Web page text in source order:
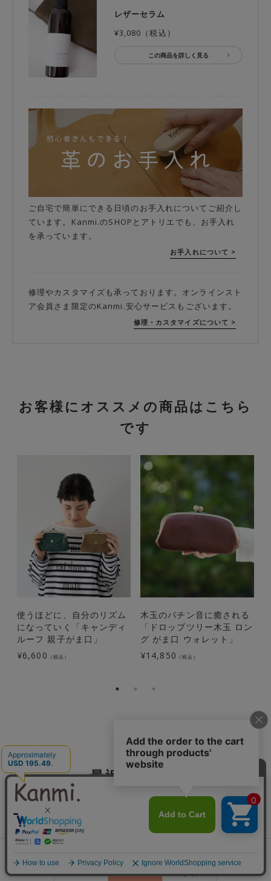
レザーセラム
¥3,080（税込）
この商品を詳しく見る
ご自宅で簡単にできる日頃のお手入れについてご紹介し
ています。Kanmi.のSHOPとアトリエでも、お手入れ
を承っています。
お手入れについて >
修理やカスタマイズも承っております。オンラインスト
ア会員さま限定のKanmi.安心サービスもございます。
修理・カスタマイズについて >
お客様にオススメの商品はこちら
です
使うほどに、自分のリズム
になっていく「キャンディ
ルーフ 親子がま口」
¥6,600 （税込）
木玉のパチン音に癒される
「ドロップツリー木玉 ロン
グ がま口 ウォレット」
¥14,850 （税込）
最近見た商品
会員登録
ログイン